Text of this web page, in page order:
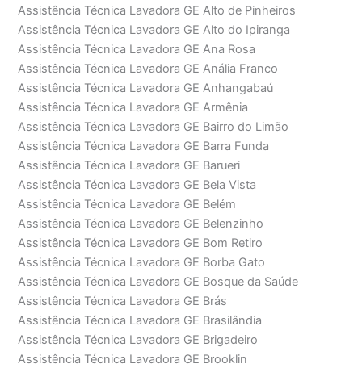
Assistência Técnica Lavadora GE Alto de Pinheiros
Assistência Técnica Lavadora GE Alto do Ipiranga
Assistência Técnica Lavadora GE Ana Rosa
Assistência Técnica Lavadora GE Anália Franco
Assistência Técnica Lavadora GE Anhangabaú
Assistência Técnica Lavadora GE Armênia
Assistência Técnica Lavadora GE Bairro do Limão
Assistência Técnica Lavadora GE Barra Funda
Assistência Técnica Lavadora GE Barueri
Assistência Técnica Lavadora GE Bela Vista
Assistência Técnica Lavadora GE Belém
Assistência Técnica Lavadora GE Belenzinho
Assistência Técnica Lavadora GE Bom Retiro
Assistência Técnica Lavadora GE Borba Gato
Assistência Técnica Lavadora GE Bosque da Saúde
Assistência Técnica Lavadora GE Brás
Assistência Técnica Lavadora GE Brasilândia
Assistência Técnica Lavadora GE Brigadeiro
Assistência Técnica Lavadora GE Brooklin